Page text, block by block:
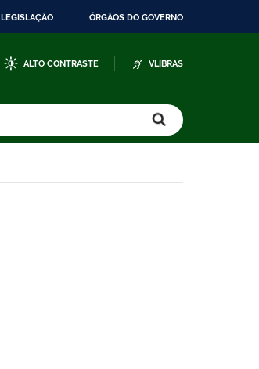
LEGISLAÇÃO ÓRGÃOS DO GOVERNO
ALTO CONTRASTE VLIBRAS